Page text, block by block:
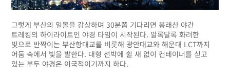
그렇게 부산의 일몰을 감상하며 30분쯤 기다리면 봉래산 야간
트레킹의 하이라이트인 야경 타임이 시작된다. 알록달록 화려한
빛으로 반짝이는 부산항대교를 비롯해 광안대교와 해운대 LCT까지
어둠 속에서 빛을 발한다. 대형 선박에 쉴 새 없이 컨테이너를 싣고
있는 부두 야경은 이국적이기까지 하다.